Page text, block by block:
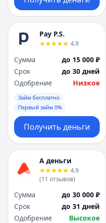
Pay P.S.
4.9
Сумма
до 15 000 ₽
Срок
до 30 дней
Одобрение
Низкое
Займ бесплатно
Первый займ 0%
Получить деньги
А деньги
4.9
(11 отзывов)
Сумма
до 30 000 ₽
Срок
до 31 дней
Одобрение
Высокое